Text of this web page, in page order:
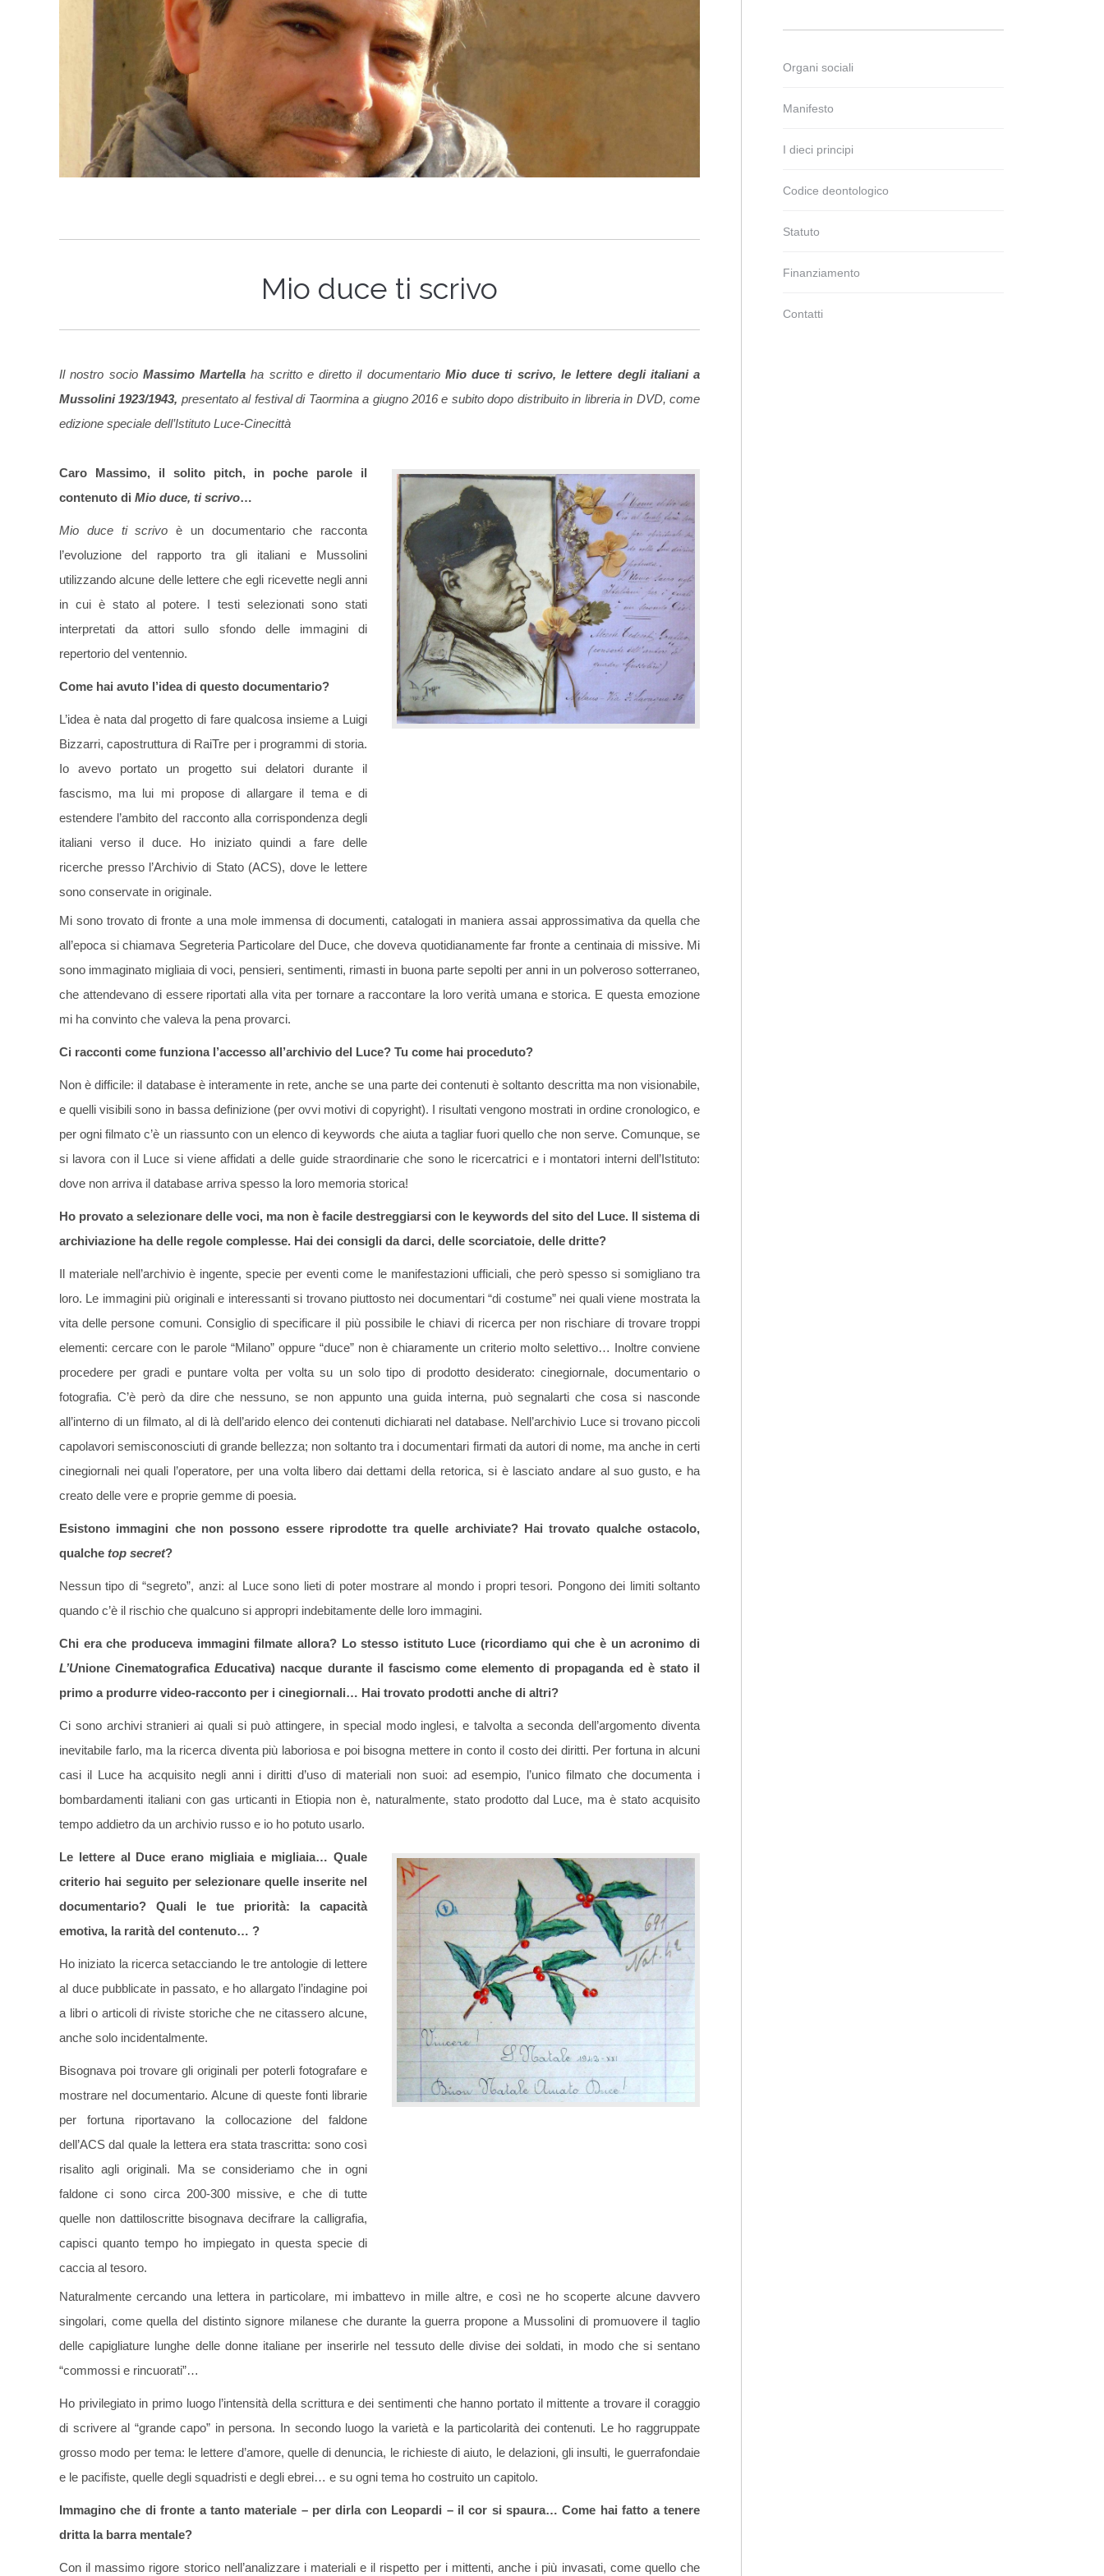
Mio duce ti scrivo
Il nostro socio MassimoMartellaha scritto e diretto il documentario Mio duce ti scrivo, le lettere degli italiani a
Mussolini 1923/1943, presentato al festival di Taormina a giugno 2016 e subito dopo distribuito in libreria in DVD, come
edizione speciale dell’Istituto Luce-Cinecittà
Caro Massimo, il solito pitch, in poche parole il
contenuto di Mio duce, ti scrivo…
Mio duce ti scrivo è un documentario che racconta
l’evoluzione del rapporto tra gli italiani e Mussolini
utilizzando alcune delle lettere che egli ricevette negli anni
in cui è stato al potere. I testi selezionati sono stati
interpretati da attori sullo sfondo delle immagini di
repertorio del ventennio.
Come hai avuto l’idea di questo documentario?
L’idea è nata dal progetto di fare qualcosa insieme a Luigi
Bizzarri, capostruttura di RaiTre per i programmi di storia.
Io avevo portato un progetto sui delatori durante il
fascismo, ma lui mi propose di allargare il tema e di
estendere l’ambito del racconto alla corrispondenza degli
italiani verso il duce. Ho iniziato quindi a fare delle
ricerche presso l’Archivio di Stato (ACS), dove le lettere
sono conservate in originale.
Mi sono trovato di fronte a una mole immensa di documenti, catalogati in maniera assai approssimativa da quella che
all’epoca si chiamava Segreteria Particolare del Duce, che doveva quotidianamente far fronte a centinaia di missive. Mi
sono immaginato migliaia di voci, pensieri, sentimenti, rimasti in buona parte sepolti per anni in un polveroso sotterraneo,
che attendevano di essere riportati alla vita per tornare a raccontare la loro verità umana e storica. E questa emozione
mi ha convinto che valeva la pena provarci.
Ci racconti come funziona l’accesso all’archivio del Luce? Tu come hai proceduto?
Non è difficile: il database è interamente in rete, anche se una parte dei contenuti è soltanto descritta ma non visionabile,
e quelli visibili sono in bassa definizione (per ovvi motivi di copyright). I risultati vengono mostrati in ordine cronologico, e
per ogni filmato c’è un riassunto con un elenco di keywords che aiuta a tagliar fuori quello che non serve. Comunque, se
si lavora con il Luce si viene affidati a delle guide straordinarie che sono le ricercatrici e i montatori interni dell’Istituto:
dove non arriva il database arriva spesso la loro memoria storica!
Ho provato a selezionare delle voci, ma non è facile destreggiarsi con le keywords del sito del Luce. Il sistema di
archiviazione ha delle regole complesse. Hai dei consigli da darci, delle scorciatoie, delle dritte?
Il materiale nell’archivio è ingente, specie per eventi come le manifestazioni ufficiali, che però spesso si somigliano tra
loro. Le immagini più originali e interessanti si trovano piuttosto nei documentari “di costume” nei quali viene mostrata la
vita delle persone comuni. Consiglio di specificare il più possibile le chiavi di ricerca per non rischiare di trovare troppi
elementi: cercare con le parole “Milano” oppure “duce” non è chiaramente un criterio molto selettivo… Inoltre conviene
procedere per gradi e puntare volta per volta su un solo tipo di prodotto desiderato: cinegiornale, documentario o
fotografia. C’è però da dire che nessuno, se non appunto una guida interna, può segnalarti che cosa si nasconde
all’interno di un filmato, al di là dell’arido elenco dei contenuti dichiarati nel database. Nell’archivio Luce si trovano piccoli
capolavori semisconosciuti di grande bellezza; non soltanto tra i documentari firmati da autori di nome, ma anche in certi
cinegiornali nei quali l’operatore, per una volta libero dai dettami della retorica, si è lasciato andare al suo gusto, e ha
creato delle vere e proprie gemme di poesia.
Esistono immagini che non possono essere riprodotte tra quelle archiviate? Hai trovato qualche ostacolo,
qualche top secret?
Nessun tipo di “segreto”, anzi: al Luce sono lieti di poter mostrare al mondo i propri tesori. Pongono dei limiti soltanto
quando c’è il rischio che qualcuno si appropri indebitamente delle loro immagini.
Chi era che produceva immagini filmate allora? Lo stesso istituto Luce (ricordiamo qui che è un acronimo di
L’UnioneCinematograficaEducativa) nacque durante il fascismo come elemento di propaganda ed è stato il
primo a produrre video-racconto per i cinegiornali… Hai trovato prodotti anche di altri?
Ci sono archivi stranieri ai quali si può attingere, in special modo inglesi, e talvolta a seconda dell’argomento diventa
inevitabile farlo, ma la ricerca diventa più laboriosa e poi bisogna mettere in conto il costo dei diritti. Per fortuna in alcuni
casi il Luce ha acquisito negli anni i diritti d’uso di materiali non suoi: ad esempio, l’unico filmato che documenta i
bombardamenti italiani con gas urticanti in Etiopia non è, naturalmente, stato prodotto dal Luce, ma è stato acquisito
tempo addietro da un archivio russo e io ho potuto usarlo.
Le lettere al Duce erano migliaia e migliaia… Quale
criterio hai seguito per selezionare quelle inserite nel
documentario? Quali le tue priorità: la capacità
emotiva, la rarità del contenuto… ?
Ho iniziato la ricerca setacciando le tre antologie di lettere
al duce pubblicate in passato, e ho allargato l’indagine poi
a libri o articoli di riviste storiche che ne citassero alcune,
anche solo incidentalmente.
Bisognava poi trovare gli originali per poterli fotografare e
mostrare nel documentario. Alcune di queste fonti librarie
per fortuna riportavano la collocazione del faldone
dell’ACS dal quale la lettera era stata trascritta: sono così
risalito agli originali. Ma se consideriamo che in ogni
faldone ci sono circa 200-300 missive, e che di tutte
quelle non dattiloscritte bisognava decifrare la calligrafia,
capisci quanto tempo ho impiegato in questa specie di
caccia al tesoro.
Naturalmente cercando una lettera in particolare, mi imbattevo in mille altre, e così ne ho scoperte alcune davvero
singolari, come quella del distinto signore milanese che durante la guerra propone a Mussolini di promuovere il taglio
delle capigliature lunghe delle donne italiane per inserirle nel tessuto delle divise dei soldati, in modo che si sentano
“commossi e rincuorati”…
Ho privilegiato in primo luogo l’intensità della scrittura e dei sentimenti che hanno portato il mittente a trovare il coraggio
di scrivere al “grande capo” in persona. In secondo luogo la varietà e la particolarità dei contenuti. Le ho raggruppate
grosso modo per tema: le lettere d’amore, quelle di denuncia, le richieste di aiuto, le delazioni, gli insulti, le guerrafondaie
e le pacifiste, quelle degli squadristi e degli ebrei… e su ogni tema ho costruito un capitolo.
Immagino che di fronte a tanto materiale – per dirla con Leopardi – il cor si spaura… Come hai fatto a tenere
dritta la barra mentale?
Con il massimo rigore storico nell’analizzare i materiali e il rispetto per i mittenti, anche i più invasati, come quello che
Organi sociali
Manifesto
I dieci principi
Codice deontologico
Statuto
Finanziamento
Contatti